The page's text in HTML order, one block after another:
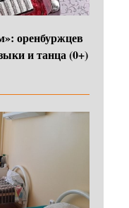
оренбуржцев
и танца (0+)